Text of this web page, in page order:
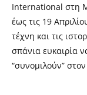
International στη
έως τις 19
τέχνη και τις
σπάνια ευκαιρία
“συνομιλούν”